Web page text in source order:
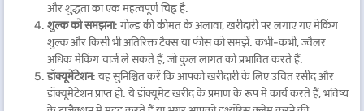
और शुद्धता का एक महत्वपूर्ण चिह्न है.
शुल्क को समझना: गोल्ड की कीमत के अलावा, खरीदारी पर लगाए गए मेकिंग
शुल्क और किसी भी अतिरिक्त टैक्स या फीस को समझें. कभी-कभी, ज्वैलर
अधिक मेकिंग चार्ज ले सकते हैं, जो कुल लागत को प्रभावित करते हैं.
डॉक्यूमेंटेशन: यह सुनिश्चित करें कि आपको खरीदारी के लिए उचित रसीद और
डॉक्यूमेंटेशन प्राप्त हो. ये डॉक्यूमेंट खरीद के प्रमाण के रूप में कार्य करते हैं, भविष्य